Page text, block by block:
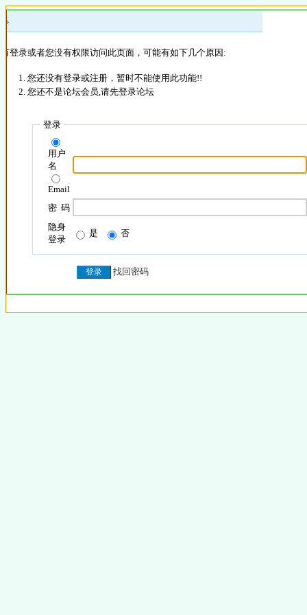
»
登录或者您没有权限访问此页面，可能有如下几个原因:
您还没有登录或注册，暂时不能使用此功能!!
您还不是论坛会员,请先登录论坛
登录
用户
名
Email
密 码
隐身
登录
是 否
找回密码